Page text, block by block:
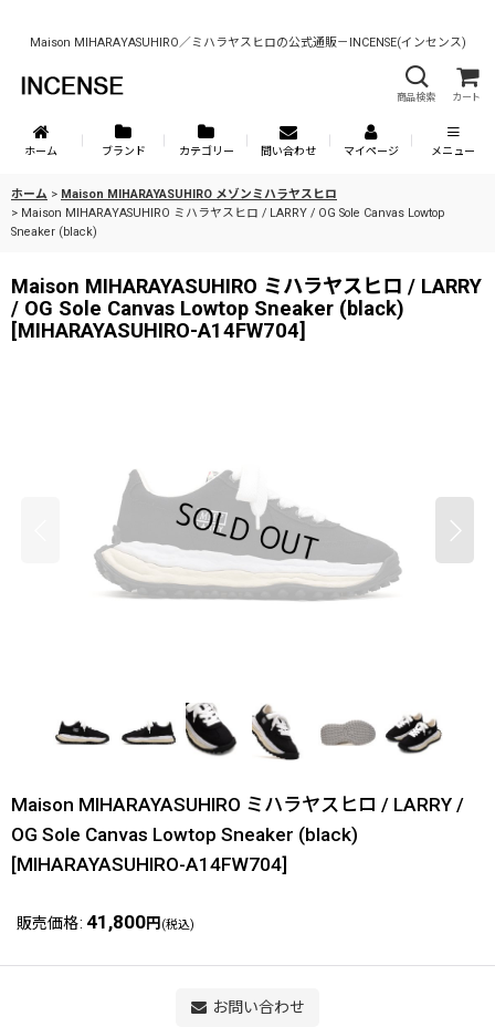
Maison MIHARAYASUHIRO／ミハラヤスヒロの公式通販－INCENSE(インセンス)
商品検索 カート
ホーム ブランド カテゴリー 問い合わせ マイページ メニュー
ホーム > Maison MIHARAYASUHIRO メゾンミハラヤスヒロ
> Maison MIHARAYASUHIRO ミハラヤスヒロ / LARRY / OG Sole Canvas Lowtop
Sneaker (black)
Maison MIHARAYASUHIRO ミハラヤスヒロ / LARRY
/ OG Sole Canvas Lowtop Sneaker (black)
[MIHARAYASUHIRO-A14FW704]
Maison MIHARAYASUHIRO ミハラヤスヒロ / LARRY /
OG Sole Canvas Lowtop Sneaker (black)
[MIHARAYASUHIRO-A14FW704]
販売価格: 41,800円 (税込)
お問い合わせ